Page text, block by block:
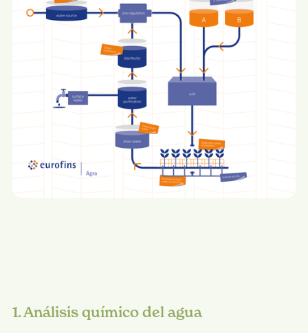
1. Análisis químico del agua